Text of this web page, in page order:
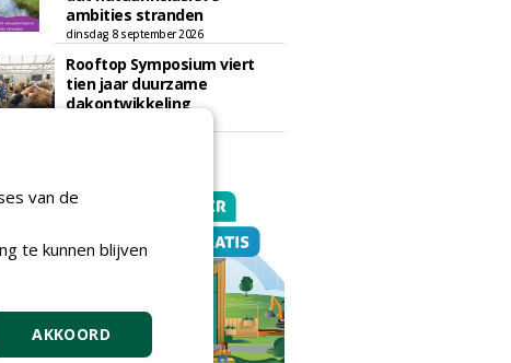
ambities stranden
dinsdag 8 september 2026
Rooftop Symposium viert
tien jaar duurzame
dakontwikkeling
van de
te kunnen blijven
AKKOORD